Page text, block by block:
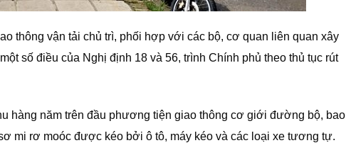
thông vận tải chủ trì, phối hợp với các bộ, cơ quan liên quan xây
số điều của Nghị định 18 và 56, trình Chính phủ theo thủ tục rút
hàng năm trên đầu phương tiện giao thông cơ giới đường bộ, bao
mi rơ moóc được kéo bởi ô tô, máy kéo và các loại xe tương tự.